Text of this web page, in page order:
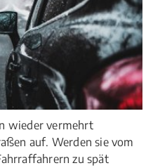
wieder vermehrt
auf. Werden sie vom
zu spät